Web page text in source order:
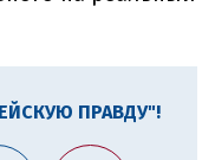
ПРАВДУ"!